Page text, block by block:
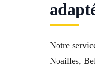
Notre
Noailles,